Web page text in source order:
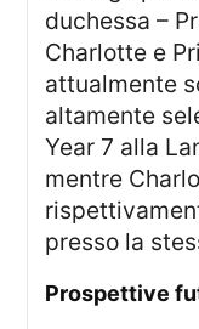
duchessa –
Charlotte e
attualmente
altamente
Year 7 alla
mentre
presso la
prospettive